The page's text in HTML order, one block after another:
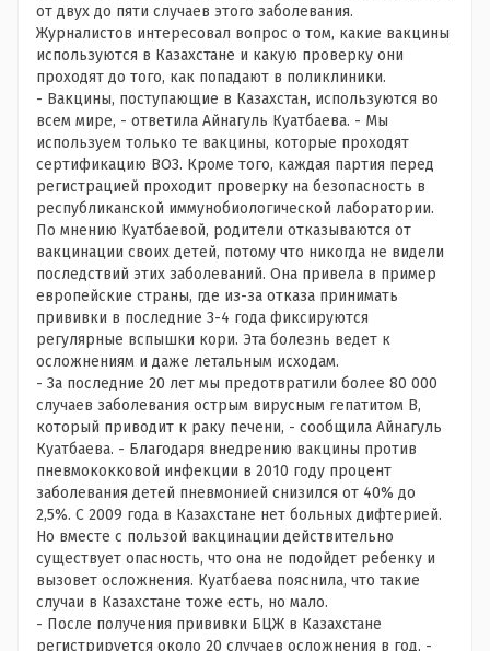
от двух до пяти случаев этого заболевания.
Журналистов интересовал вопрос о том, какие вакцины
используются в Казахстане и какую проверку они
проходят до того, как попадают в поликлиники.
- Вакцины, поступающие в Казахстан, используются во
всем мире, - ответила Айнагуль Куатбаева. - Мы
используем только те вакцины, которые проходят
сертификацию ВОЗ. Кроме того, каждая партия перед
регистрацией проходит проверку на безопасность в
республиканской иммунобиологической лаборатории.
По мнению Куатбаевой, родители отказываются от
вакцинации своих детей, потому что никогда не видели
последствий этих заболеваний. Она привела в пример
европейские страны, где из-за отказа принимать
прививки в последние 3-4 года фиксируются
регулярные вспышки кори. Эта болезнь ведет к
осложнениям и даже летальным исходам.
- За последние 20 лет мы предотвратили более 80 000
случаев заболевания острым вирусным гепатитом В,
который приводит к раку печени, - сообщила Айнагуль
Куатбаева. - Благодаря внедрению вакцины против
пневмококковой инфекции в 2010 году процент
заболевания детей пневмонией снизился от 40% до
2,5%. С 2009 года в Казахстане нет больных дифтерией.
Но вместе с пользой вакцинации действительно
существует опасность, что она не подойдет ребенку и
вызовет осложнения. Куатбаева пояснила, что такие
случаи в Казахстане тоже есть, но мало.
- После получения прививки БЦЖ в Казахстане
регистрируется около 20 случаев осложнения в год, -